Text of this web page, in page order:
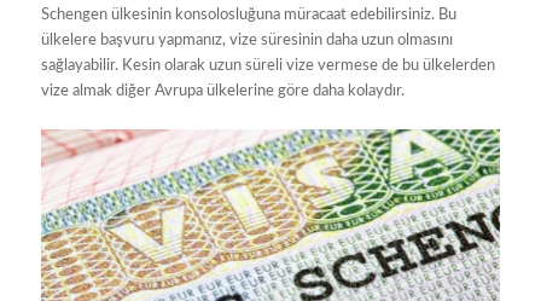
Schengen ülkesinin konsolosluğuna müracaat edebilirsiniz. Bu
ülkelere başvuru yapmanız, vize süresinin daha uzun olmasını
sağlayabilir. Kesin olarak uzun süreli vize vermese de bu ülkelerden
vize almak diğer Avrupa ülkelerine göre daha kolaydır.